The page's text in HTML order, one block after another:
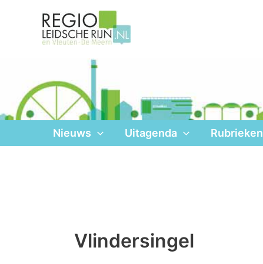
Nieuws Uitagenda Rubrieken
Vlindersingel